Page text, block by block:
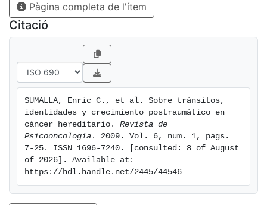
Pàgina completa de l'ítem
Citació
SUMALLA, Enric C., et al. Sobre tránsitos,
identidades y crecimiento postraumático en
cáncer hereditario. Revista de
Psicooncología . 2009. Vol. 6, num. 1, pags.
7-25. ISSN 1696-7240. [consulted: 8 of August
of 2026]. Available at:
https://hdl.handle.net/2445/44546